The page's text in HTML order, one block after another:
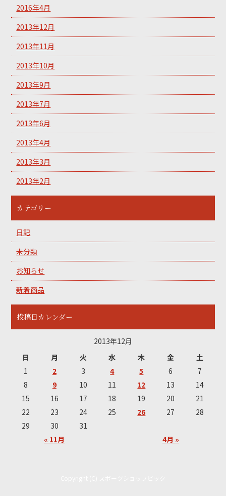
2016年4月
2013年12月
2013年11月
2013年10月
2013年9月
2013年7月
2013年6月
2013年4月
2013年3月
2013年2月
カテゴリー
日記
未分類
お知らせ
新着商品
投稿日カレンダー
2013年12月
日
月 火 水 木 金 土
« 11月 4月 »
1 2 3 4 5 6
7
8
9 10 11 12 13
14
15
16 17 18 19 20
21
22
23 24 25 26 27
28
29
30 31